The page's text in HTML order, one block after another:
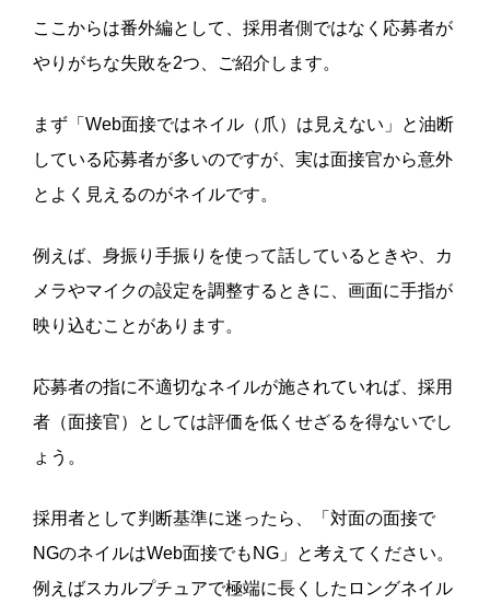
ここからは番外編として、採用者側ではなく応募者が
やりがちな失敗を2つ、ご紹介します。
まず「Web面接ではネイル（爪）は見えない」と油断
している応募者が多いのですが、実は面接官から意外
とよく見えるのがネイルです。
例えば、身振り手振りを使って話しているときや、カ
メラやマイクの設定を調整するときに、画面に手指が
映り込むことがあります。
応募者の指に不適切なネイルが施されていれば、採用
者（面接官）としては評価を低くせざるを得ないでし
ょう。
採用者として判断基準に迷ったら、「対面の面接で
NGのネイルはWeb面接でもNG」と考えてください。
例えばスカルプチュアで極端に長くしたロングネイル